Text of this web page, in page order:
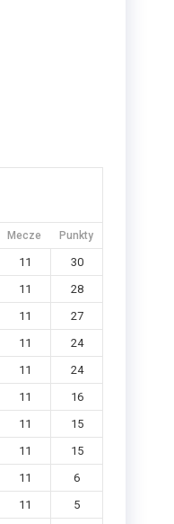
Mecze Punkty
11
30
11
28
11
27
11
24
11
24
11
16
11
15
11
15
11
6
11 5